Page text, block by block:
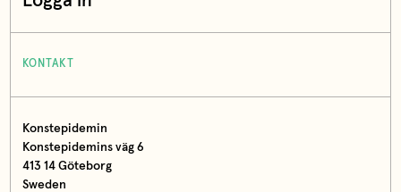
KONTAKT
Konstepidemin
Konstepidemins väg 6
413 14 Göteborg
Sweden